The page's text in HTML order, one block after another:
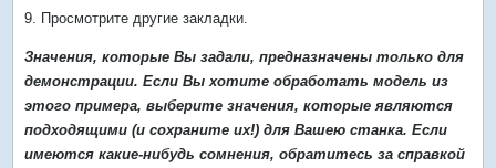
9. Просмотрите другие закладки.
Значения, которые Вы задали, предназначены только для
демонстрации. Если Вы хотите обработать модель из
этого примера, выберите значения, которые являются
подходящими (и сохраните их!) для Вашею станка. Если
имеются какие-нибудь сомнения, обратитесь за справкой